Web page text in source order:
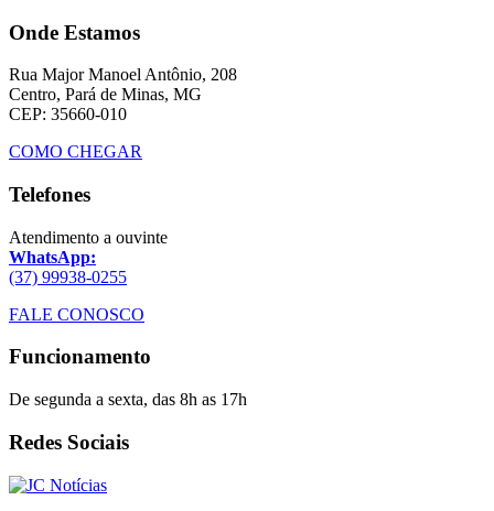
Onde Estamos
Rua Major Manoel Antônio, 208
Centro, Pará de Minas, MG
CEP: 35660-010
COMO CHEGAR
Telefones
Atendimento a ouvinte
WhatsApp:
(37) 99938-0255
FALE CONOSCO
Funcionamento
De segunda a sexta, das 8h as 17h
Redes Sociais